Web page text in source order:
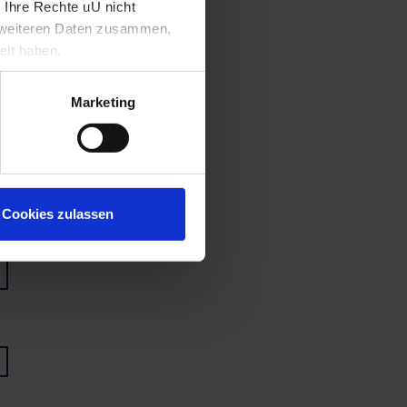
Ihre Rechte uU nicht
Daten zusammen,
haben.
Marketing
Cookies zulassen